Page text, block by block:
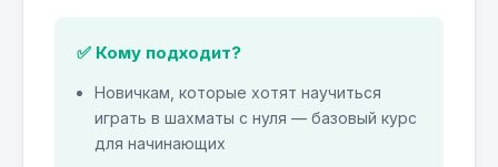
✅ Кому подходит?
Новичкам, которые хотят научиться
играть в шахматы с нуля — базовый курс
для начинающих